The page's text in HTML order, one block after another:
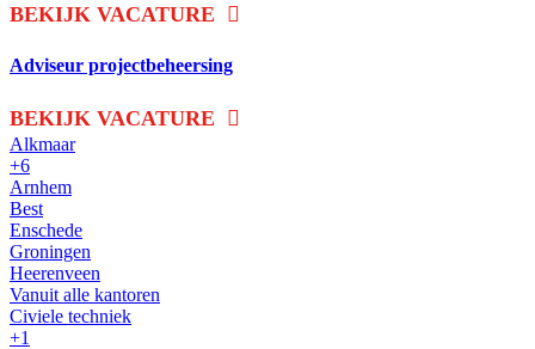
BEKIJK VACATURE
Adviseur projectbeheersing
BEKIJK VACATURE
Alkmaar
+6
Arnhem
Best
Enschede
Groningen
Heerenveen
Vanuit alle kantoren
Civiele techniek
+1